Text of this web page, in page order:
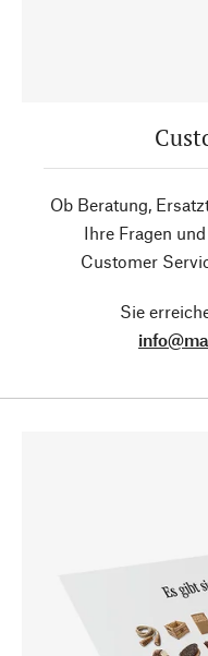
Ob Beratung,
Ihre Fragen
Customer
Sie